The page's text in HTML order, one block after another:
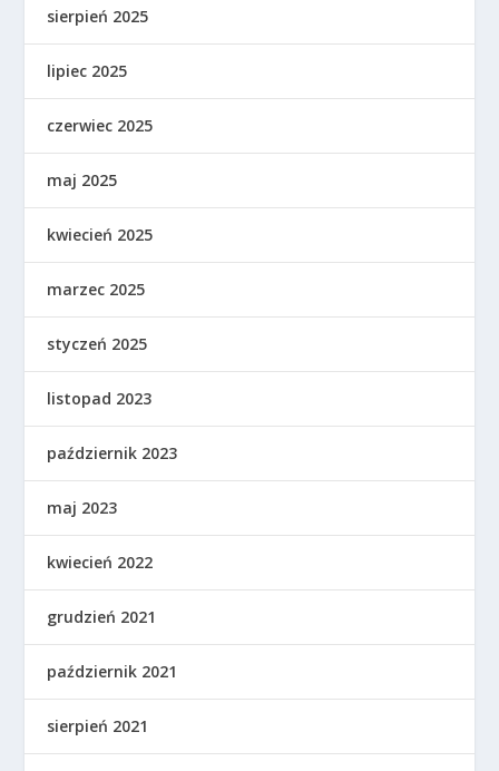
sierpień 2025
lipiec 2025
czerwiec 2025
maj 2025
kwiecień 2025
marzec 2025
styczeń 2025
listopad 2023
październik 2023
maj 2023
kwiecień 2022
grudzień 2021
październik 2021
sierpień 2021